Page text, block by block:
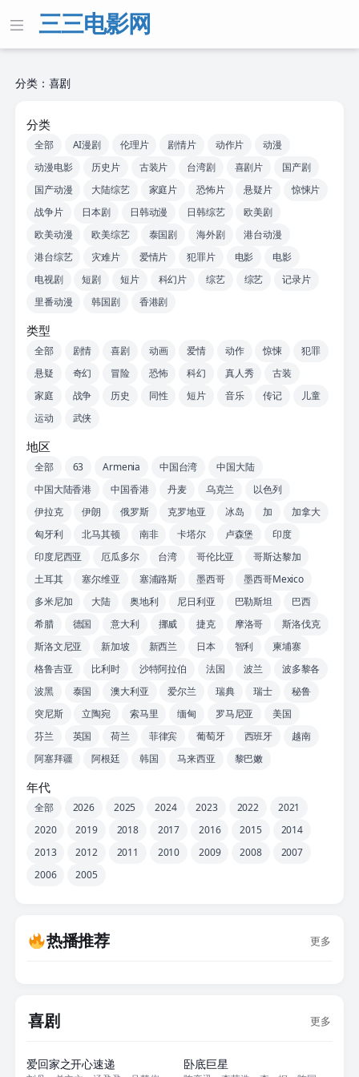
三三电影网
分类：喜剧
分类
全部 AI漫剧 伦理片 剧情片 动作片
动漫
动漫电影
历史片 古装片 台湾剧 喜剧片
国产剧
国产动漫
大陆综艺 家庭片 恐怖片 悬疑片
惊悚片
战争片
日本剧 日韩动漫 日韩综艺
欧美剧
欧美动漫
欧美综艺 泰国剧 海外剧
港台动漫
港台综艺
灾难片 爱情片 犯罪片 电影
电影
电视剧
短剧 短片 科幻片 综艺 综艺
记录片
里番动漫
韩国剧 香港剧
类型
全部 剧情 喜剧 动画 爱情 动作 惊悚
犯罪
悬疑
奇幻 冒险 恐怖 科幻 真人秀
古装
家庭
战争 历史 同性 短片 音乐 传记
儿童
运动
武侠
地区
全部 63 Armenia 中国台湾
中国大陆
中国大陆香港
中国香港 丹麦 乌克兰
以色列
伊拉克
伊朗 俄罗斯 克罗地亚 冰岛 加
加拿大
匈牙利
北马其顿 南非 卡塔尔 卢森堡
印度
印度尼西亚
厄瓜多尔 台湾 哥伦比亚
哥斯达黎加
土耳其
塞尔维亚 塞浦路斯 墨西哥
墨西哥Mexico
多米尼加
大陆 奥地利 尼日利亚 巴勒斯坦
巴西
希腊
德国 意大利 挪威 捷克 摩洛哥
斯洛伐克
斯洛文尼亚
新加坡 新西兰 日本 智利
柬埔寨
格鲁吉亚
比利时 沙特阿拉伯 法国 波兰
波多黎各
波黑
泰国 澳大利亚 爱尔兰 瑞典 瑞士
秘鲁
突尼斯
立陶宛 索马里 缅甸 罗马尼亚
美国
芬兰
英国 荷兰 菲律宾 葡萄牙 西班牙
越南
阿塞拜疆
阿根廷 韩国 马来西亚 黎巴嫩
年代
全部 2026 2025 2024 2023 2022
2021
2020
2019 2018 2017 2016 2015
2014
2013
2012 2011 2010 2009 2008
2007
2006
2005
热播推荐 更多
喜剧 更多
爱回家之开心速递 卧底巨星